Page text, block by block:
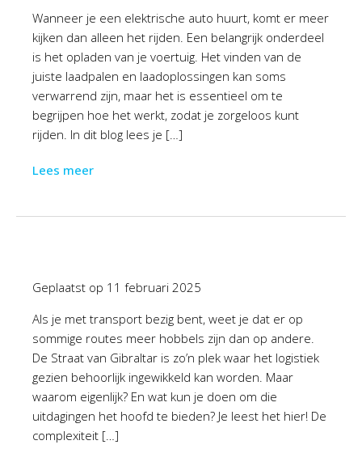
Wanneer je een elektrische auto huurt, komt er meer
kijken dan alleen het rijden. Een belangrijk onderdeel
is het opladen van je voertuig. Het vinden van de
juiste laadpalen en laadoplossingen kan soms
verwarrend zijn, maar het is essentieel om te
begrijpen hoe het werkt, zodat je zorgeloos kunt
rijden. In dit blog lees je […]
Lees meer
Geplaatst op 11 februari 2025
Als je met transport bezig bent, weet je dat er op
sommige routes meer hobbels zijn dan op andere.
De Straat van Gibraltar is zo’n plek waar het logistiek
gezien behoorlijk ingewikkeld kan worden. Maar
waarom eigenlijk? En wat kun je doen om die
uitdagingen het hoofd te bieden? Je leest het hier! De
complexiteit […]